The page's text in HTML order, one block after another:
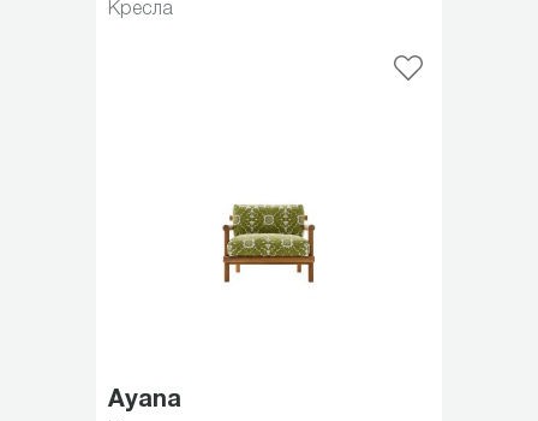
Кресла
Ayana